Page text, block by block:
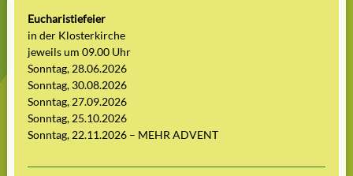
Eucharistiefeier
in der Klosterkirche
jeweils um 09.00 Uhr
Sonntag, 28.06.2026
Sonntag, 30.08.2026
Sonntag, 27.09.2026
Sonntag, 25.10.2026
Sonntag, 22.11.2026 – MEHR ADVENT